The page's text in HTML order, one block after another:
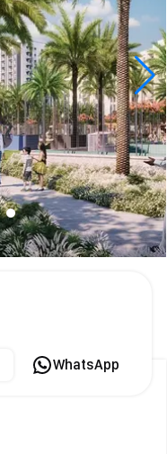
WhatsApp